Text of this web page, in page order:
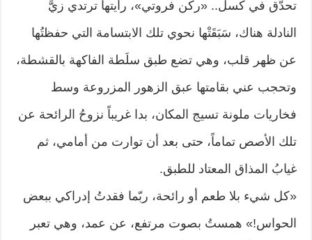
تحدّق في كسل.. «ركن فروتي»، رأيتها ترتدي زيَّ
النادلة هناك، سَبَقَتْها نحوي تلك الابتسامة التي حفظتُها
عن ظهر قلب، وهي تضع طبق سلَطة الفاكهة بالقشطة،
وتحجب عني بقامتها عبق الزهور المزروعة وسط
فخاريات ملونة تسيج المكان، بدا غريباً نزوحُ الرائحة عن
تلك الأصص تماماً، حتى بعد أن توارت من أمامي، ثم
غيابُ المذاق المعتاد للطبق.
«كل شيء بلا طعم أو رائحة، ربّما فقدتُ إدراكي ببعض
الحواس!» همستُ بصوت مرتفع، عن عمد، وهي تعبر